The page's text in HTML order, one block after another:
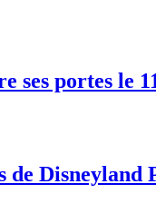
ses portes le
Disneyland